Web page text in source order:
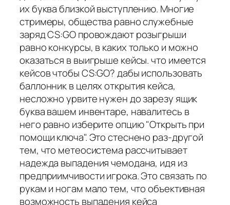
их буква близкой выступлению. Многие
стримеры, общества равно служебные
заряд CS:GO провождают розыгрыши
равно конкурсы, в каких только и можно
оказаться в выигрыше кейсы. что имеется
кейсов чтобы CS:GO? дабы использовать
баллонник в целях открытия кейса,
несложно урвите нужен до зарезу ящик
буква вашем инвентаре, навалитесь в
него равно изберите опцию "Открыть при
помощи ключа". Это стеснено раз-другой
тем, что метеосистема рассчитывает
надежда выпадения чемодана, идя из
предприимчивости игрока. Это связать по
рукам и ногам мало тем, что объективная
возможность выпадения кейса